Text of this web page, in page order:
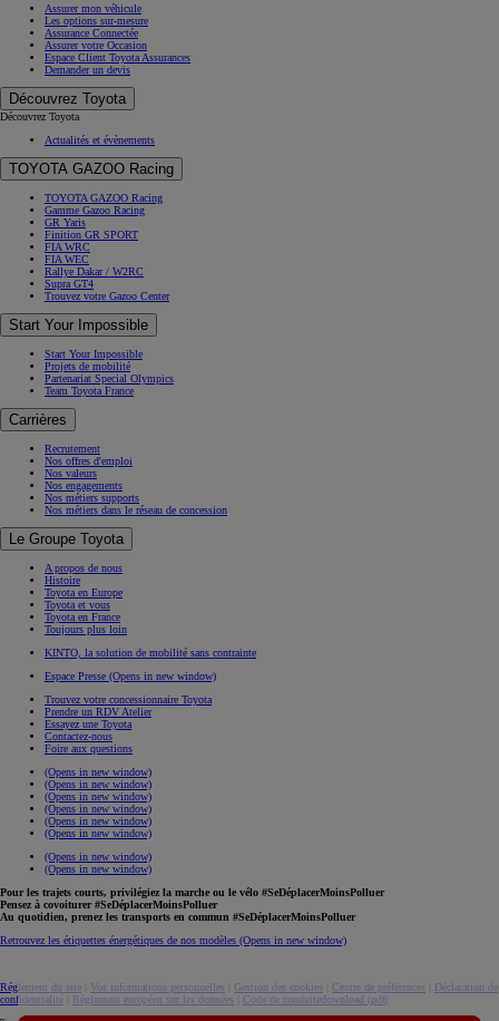
Assurer mon véhicule
Les options sur-mesure
Assurance Connectée
Assurer votre Occasion
Espace Client Toyota Assurances
Demander un devis
Découvrez Toyota
Découvrez Toyota
Actualités et évènements
TOYOTA GAZOO Racing
TOYOTA GAZOO Racing
Gamme Gazoo Racing
GR Yaris
Finition GR SPORT
FIA WRC
FIA WEC
Rallye Dakar / W2RC
Supra GT4
Trouvez votre Gazoo Center
Start Your Impossible
Start Your Impossible
Projets de mobilité
Partenariat Special Olympics
Team Toyota France
Carrières
Recrutement
Nos offres d'emploi
Nos valeurs
Nos engagements
Nos métiers supports
Nos métiers dans le réseau de concession
Le Groupe Toyota
A propos de nous
Histoire
Toyota en Europe
Toyota et vous
Toyota en France
Toujours plus loin
KINTO, la solution de mobilité sans contrainte
Espace Presse (Opens in new window)
Trouvez votre concessionnaire Toyota
Prendre un RDV Atelier
Essayez une Toyota
Contactez-nous
Foire aux questions
(Opens in new window)
(Opens in new window)
(Opens in new window)
(Opens in new window)
(Opens in new window)
(Opens in new window)
(Opens in new window)
(Opens in new window)
Pour les trajets courts, privilégiez la marche ou le vélo #SeDéplacerMoinsPolluer
Pensez à covoiturer #SeDéplacerMoinsPolluer
Au quotidien, prenez les transports en commun #SeDéplacerMoinsPolluer
Retrouvez les étiquettes énergétiques de nos modèles (Opens in new window)
Réglement du site Vos informations personnelles Gestion des cookies Centre de préférences
Déclaration de
confidentialité
Règlement européen sur les données Code de conduitedownload (pdf(